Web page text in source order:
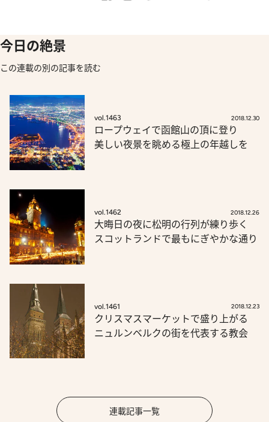
今日の絶景
この連載の別の記事を読む
vol.1463 2018.12.30
ロープウェイで函館山の頂に登り
美しい夜景を眺める極上の年越しを
vol.1462 2018.12.26
大晦日の夜に松明の行列が練り歩く
スコットランドで最もにぎやかな通り
vol.1461 2018.12.23
クリスマスマーケットで盛り上がる
ニュルンベルクの街を代表する教会
連載記事一覧